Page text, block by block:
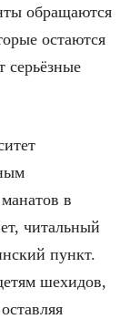
обращаются
остаются
серьёзные
в
читальный
пункт.
шехидов,